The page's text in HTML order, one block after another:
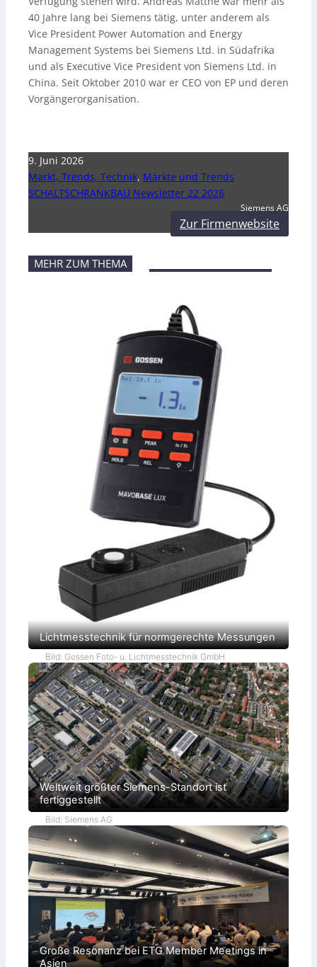
40 Jahre lang bei Siemens tätig, unter anderem als
Vice President Power Automation and Energy
Management Systems bei Siemens Ltd. in Südafrika
und als Executive Vice President von Siemens Ltd. in
China. Seit Oktober 2010 war er CEO von EP und deren
Vorgängerorganisation.
9. Juni 2026
Markt, Trends, Technik, Märkte und Trends
SCHALTSCHRANKBAU Newsletter 22 2026
Siemens AG
Zur Firmenwebsite
MEHR ZUM THEMA
Lichtmesstechnik für normgerechte Messungen
Bild: Gossen Foto- u. Lichtmesstechnik GmbH
Weltweit größter Siemens-Standort ist
fertiggestellt
Bild: Siemens AG
Große Resonanz bei ETG Member Meetings in
Asien